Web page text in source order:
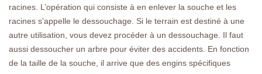
racines. L’opération qui consiste à en enlever la souche et les
racines s’appelle le dessouchage. Si le terrain est destiné à une
autre utilisation, vous devez procéder à un dessouchage. Il faut
aussi dessoucher un arbre pour éviter des accidents. En fonction
de la taille de la souche, il arrive que des engins spécifiques